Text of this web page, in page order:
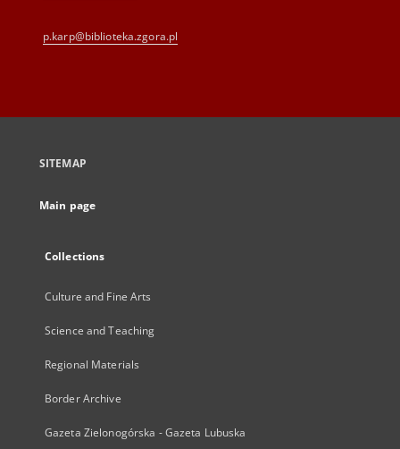
p.karp@biblioteka.zgora.pl
SITEMAP
Main page
Collections
Culture and Fine Arts
Science and Teaching
Regional Materials
Border Archive
Gazeta Zielonogórska - Gazeta Lubuska